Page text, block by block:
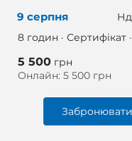
9 серпня
8 годин · Сертифікат
5 500 грн
Онлайн: 5 500 грн